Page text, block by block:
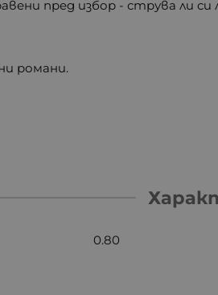
пред избор - струва ли
романи.
0.80